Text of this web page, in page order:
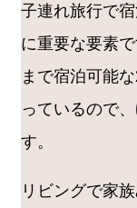
子連れ旅行で
に重要な要素
まで宿泊可能
っているので
す。
リビングで家